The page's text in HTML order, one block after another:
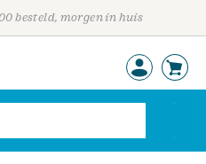
besteld, morgen in huis